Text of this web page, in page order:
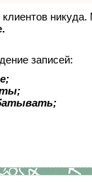
записей: